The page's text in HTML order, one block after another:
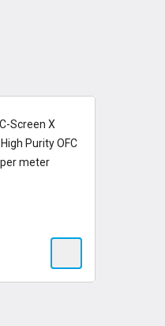
Screen X
Purity OFC
meter